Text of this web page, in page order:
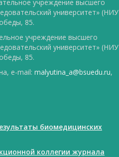
учреждение высшего
университет» (НИУ
85.
учреждение высшего
университет» (НИУ
85.
e-mail: malyutina_a@bsuedu.ru,
биомедицинских
коллегии журнала